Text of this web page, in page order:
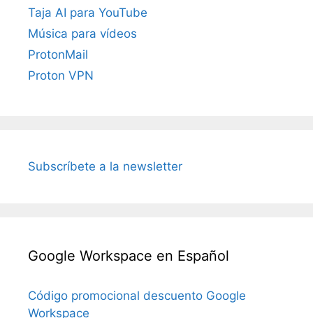
Taja AI para YouTube
Música para vídeos
ProtonMail
Proton VPN
Subscríbete a la newsletter
Google Workspace en Español
Código promocional descuento Google
Workspace